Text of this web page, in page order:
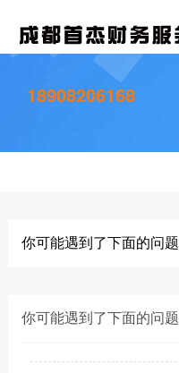
18908206168
你可能遇到了下面的问题
你可能遇到了下面的问题